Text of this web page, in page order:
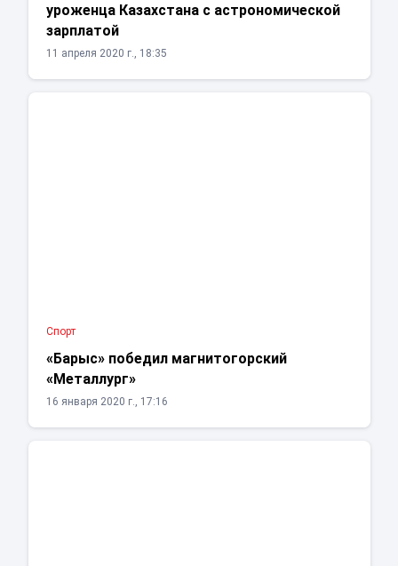
уроженца Казахстана с астрономической
зарплатой
11 апреля 2020 г., 18:35
Спорт
«Барыс» победил магнитогорский
«Металлург»
16 января 2020 г., 17:16